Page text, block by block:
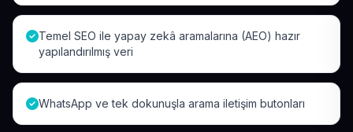
Temel SEO ile yapay zekâ aramalarına (AEO) hazır
yapılandırılmış veri
WhatsApp ve tek dokunuşla arama iletişim butonları